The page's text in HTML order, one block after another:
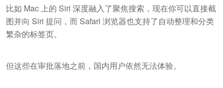
比如 Mac 上的 Siri 深度融入了聚焦搜索，现在你可以直接截
图并向 Siri 提问，而 Safari 浏览器也支持了自动整理和分类
繁杂的标签页。
但这些在审批落地之前，国内用户依然无法体验。